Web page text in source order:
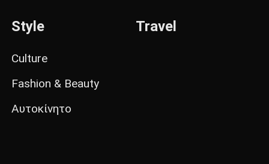
Style
Culture
Fashion & Beauty
Αυτοκίνητο
Travel